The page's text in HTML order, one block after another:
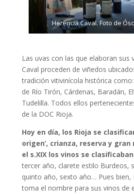
Herencia Caval. Foto de
Las uvas con las que elaboran sus
Caval proceden de viñedos
tradición vitivinícola histórica
de Río Tirón, Cárdenas, Baradán,
Tudelilla. Todos ellos
de la DOC Rioja.
Hoy en día, los Rioja se
origen’, crianza, reserva y gran
el s.XIX los vinos se
tercer año, clarete estilo Burdeos,
quinto año, sexto año… Pues bien,
toma el nombre para sus vinos de